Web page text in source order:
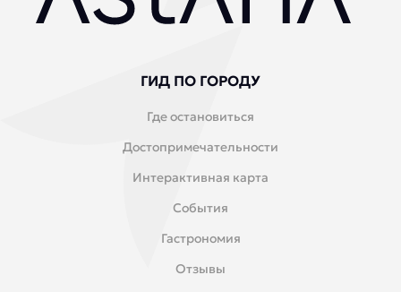
ГИД ПО ГОРОДУ
Где остановиться
Достопримечательности
Интерактивная карта
События
Гастрономия
Отзывы